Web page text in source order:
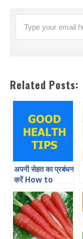
Related Posts:
अपनी सेहत का प्रबंधन
करें How to
Manage Health
In Hindi